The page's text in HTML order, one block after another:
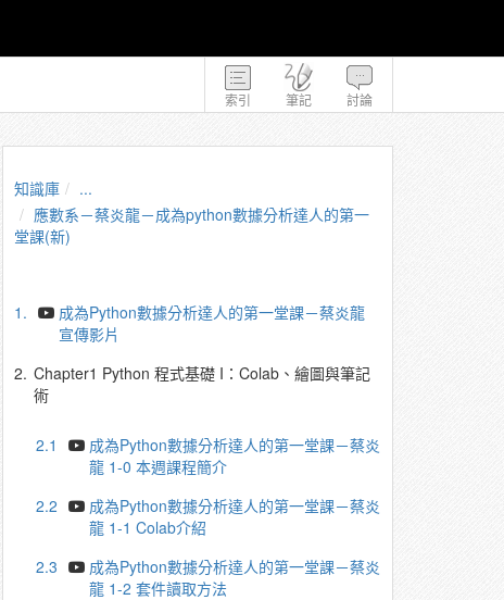
索引 筆記 討論
知識庫
...
應數系－蔡炎龍－成為python數據分析達人的第一
堂課(新)
1.
成為Python數據分析達人的第一堂課－蔡炎龍
宣傳影片
2. Chapter1 Python 程式基礎 I：Colab、繪圖與筆記
術
2.1
成為Python數據分析達人的第一堂課－蔡炎
龍 1-0 本週課程簡介
2.2
成為Python數據分析達人的第一堂課－蔡炎
龍 1-1 Colab介紹
2.3
成為Python數據分析達人的第一堂課－蔡炎
龍 1-2 套件讀取方法